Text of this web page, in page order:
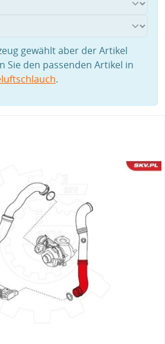
gewählt aber der Artikel
Sie den passenden Artikel in
.